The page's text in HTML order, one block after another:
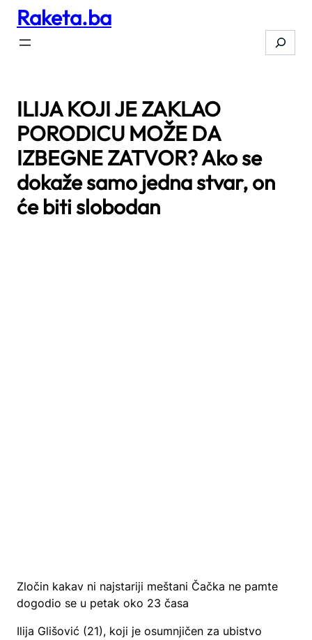
Skip
content
Raketa.ba
Search
ILIJA KOJI JE ZAKLAO
PORODICU MOŽE DA
IZBEGNE ZATVOR? Ako se
dokaže samo jedna stvar, on
će biti slobodan
Zločin kakav ni najstariji meštani Čačka ne pamte
dogodio se u petak oko 23 časa
Ilija Glišović (21), koji je osumnjičen za ubistvo